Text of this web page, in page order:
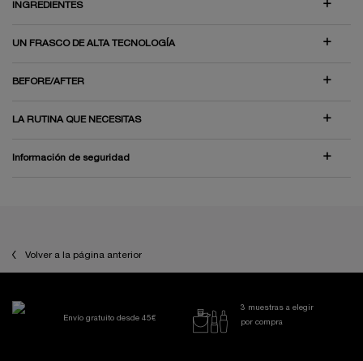
INGREDIENTES
​UN FRASCO DE ALTA TECNOLOGÍA​
BEFORE/AFTER
LA RUTINA QUE NECESITAS
Información de seguridad
Volver a la página anterior
Envío gratuito desde 45€
3 muestras a elegir
por compra